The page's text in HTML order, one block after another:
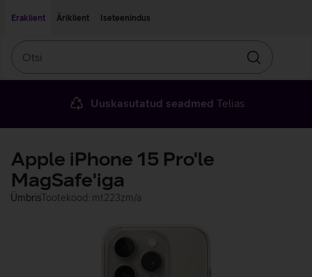
Eraklient
Äriklient Iseteenindus
Otsin
Uuskasutatud seadmed Telias
Apple iPhone 15 Pro'le
MagSafe'iga
ÜmbrisTootekood: mt223zm/a